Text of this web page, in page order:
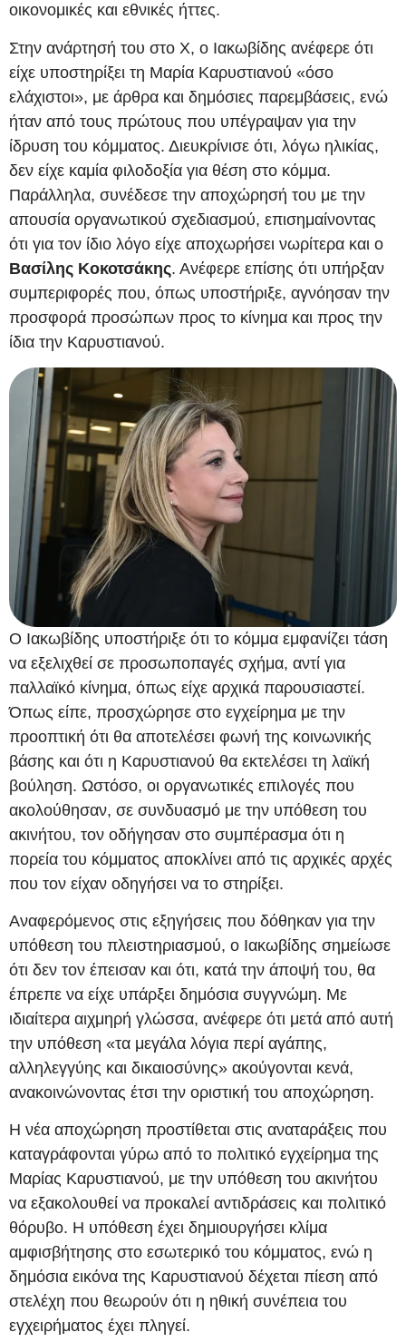
οικονομικές και εθνικές ήττες.
Στην ανάρτησή του στο Χ, ο Ιακωβίδης ανέφερε ότι
είχε υποστηρίξει τη Μαρία Καρυστιανού «όσο
ελάχιστοι», με άρθρα και δημόσιες παρεμβάσεις, ενώ
ήταν από τους πρώτους που υπέγραψαν για την
ίδρυση του κόμματος. Διευκρίνισε ότι, λόγω ηλικίας,
δεν είχε καμία φιλοδοξία για θέση στο κόμμα.
Παράλληλα, συνέδεσε την αποχώρησή του με την
απουσία οργανωτικού σχεδιασμού, επισημαίνοντας
ότι για τον ίδιο λόγο είχε αποχωρήσει νωρίτερα και ο
Βασίλης Κοκοτσάκης. Ανέφερε επίσης ότι υπήρξαν
συμπεριφορές που, όπως υποστήριξε, αγνόησαν την
προσφορά προσώπων προς το κίνημα και προς την
ίδια την Καρυστιανού.
Ο Ιακωβίδης υποστήριξε ότι το κόμμα εμφανίζει τάση
να εξελιχθεί σε προσωποπαγές σχήμα, αντί για
παλλαϊκό κίνημα, όπως είχε αρχικά παρουσιαστεί.
Όπως είπε, προσχώρησε στο εγχείρημα με την
προοπτική ότι θα αποτελέσει φωνή της κοινωνικής
βάσης και ότι η Καρυστιανού θα εκτελέσει τη λαϊκή
βούληση. Ωστόσο, οι οργανωτικές επιλογές που
ακολούθησαν, σε συνδυασμό με την υπόθεση του
ακινήτου, τον οδήγησαν στο συμπέρασμα ότι η
πορεία του κόμματος αποκλίνει από τις αρχικές αρχές
που τον είχαν οδηγήσει να το στηρίξει.
Αναφερόμενος στις εξηγήσεις που δόθηκαν για την
υπόθεση του πλειστηριασμού, ο Ιακωβίδης σημείωσε
ότι δεν τον έπεισαν και ότι, κατά την άποψή του, θα
έπρεπε να είχε υπάρξει δημόσια συγγνώμη. Με
ιδιαίτερα αιχμηρή γλώσσα, ανέφερε ότι μετά από αυτή
την υπόθεση «τα μεγάλα λόγια περί αγάπης,
αλληλεγγύης και δικαιοσύνης» ακούγονται κενά,
ανακοινώνοντας έτσι την οριστική του αποχώρηση.
Η νέα αποχώρηση προστίθεται στις αναταράξεις που
καταγράφονται γύρω από το πολιτικό εγχείρημα της
Μαρίας Καρυστιανού, με την υπόθεση του ακινήτου
να εξακολουθεί να προκαλεί αντιδράσεις και πολιτικό
θόρυβο. Η υπόθεση έχει δημιουργήσει κλίμα
αμφισβήτησης στο εσωτερικό του κόμματος, ενώ η
δημόσια εικόνα της Καρυστιανού δέχεται πίεση από
στελέχη που θεωρούν ότι η ηθική συνέπεια του
εγχειρήματος έχει πληγεί.